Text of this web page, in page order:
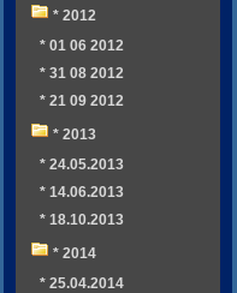
* 2012
* 01 06 2012
* 31 08 2012
* 21 09 2012
* 2013
* 24.05.2013
* 14.06.2013
* 18.10.2013
* 2014
* 25.04.2014